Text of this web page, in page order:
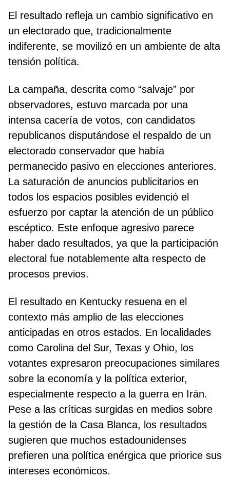
El resultado refleja un cambio significativo en
un electorado que, tradicionalmente
indiferente, se movilizó en un ambiente de alta
tensión política.
La campaña, descrita como “salvaje” por
observadores, estuvo marcada por una
intensa cacería de votos, con candidatos
republicanos disputándose el respaldo de un
electorado conservador que había
permanecido pasivo en elecciones anteriores.
La saturación de anuncios publicitarios en
todos los espacios posibles evidenció el
esfuerzo por captar la atención de un público
escéptico. Este enfoque agresivo parece
haber dado resultados, ya que la participación
electoral fue notablemente alta respecto de
procesos previos.
El resultado en Kentucky resuena en el
contexto más amplio de las elecciones
anticipadas en otros estados. En localidades
como Carolina del Sur, Texas y Ohio, los
votantes expresaron preocupaciones similares
sobre la economía y la política exterior,
especialmente respecto a la guerra en Irán.
Pese a las críticas surgidas en medios sobre
la gestión de la Casa Blanca, los resultados
sugieren que muchos estadounidenses
prefieren una política enérgica que priorice sus
intereses económicos.